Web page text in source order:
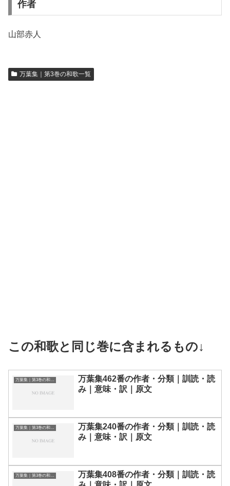
作者
山部赤人
万葉集｜第3巻の和歌一覧
この和歌と同じ巻に含まれるもの↓
万葉集462番の作者・分類｜訓読・読
み｜意味・訳｜原文
万葉集｜第3巻の和歌一覧
万葉集240番の作者・分類｜訓読・読
み｜意味・訳｜原文
万葉集｜第3巻の和歌一覧
万葉集408番の作者・分類｜訓読・読